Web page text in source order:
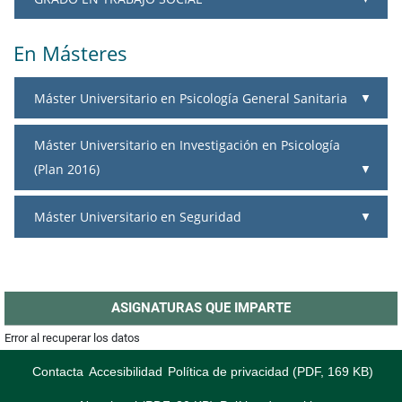
En Másteres
Máster Universitario en Psicología General Sanitaria
Máster Universitario en Investigación en Psicología
(Plan 2016)
Máster Universitario en Seguridad
ASIGNATURAS QUE IMPARTE
Error al recuperar los datos
Contacta Accesibilidad Política de privacidad (PDF, 169 KB)